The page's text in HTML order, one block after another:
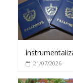
21/07/2026